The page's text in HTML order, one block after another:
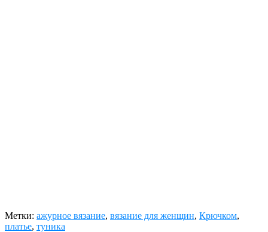
Метки: ажурное вязание, вязание для женщин, Крючком,
платье, туника